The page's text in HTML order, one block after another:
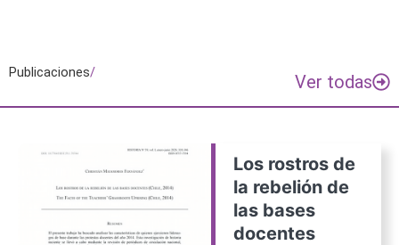
Publicaciones/ Ver todas
Los rostros de
la rebelión de
las bases
docentes